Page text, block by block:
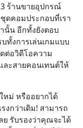
ร้านขายอุปกรณ์
ดคอมประกอบที่เรา
นั้น อีกทั้งยังตอบ
ทั้งการเล่นเกมแบบ
ต่อวิดีโอความ
ละสายคอนเทนต์ให้
หม่ หรืออยากได้
งกว่าเดิม! สามารถ
ย รับรองว่าคุณจะได้